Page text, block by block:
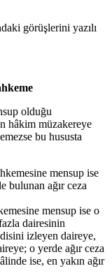
görüşlerini yazılı
olduğu
hâkim müzakereye
bu hususta
mensup ise
bulunan ağır ceza
mensup ise o
dairesinin
izleyen daireye,
o yerde ağır ceza
ise, en yakın ağır